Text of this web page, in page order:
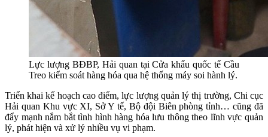
Lực lượng BĐBP, Hải quan tại Cửa khẩu quốc tế Cầu
Treo kiểm soát hàng hóa qua hệ thống máy soi hành lý.
Triển khai kế hoạch cao điểm, lực lượng quản lý thị trường, Chi cục
Hải quan Khu vực XI, Sở Y tế, Bộ đội Biên phòng tỉnh… cũng đã
đẩy mạnh nắm bắt tình hình hàng hóa lưu thông theo lĩnh vực quản
lý, phát hiện và xử lý nhiều vụ vi phạm.